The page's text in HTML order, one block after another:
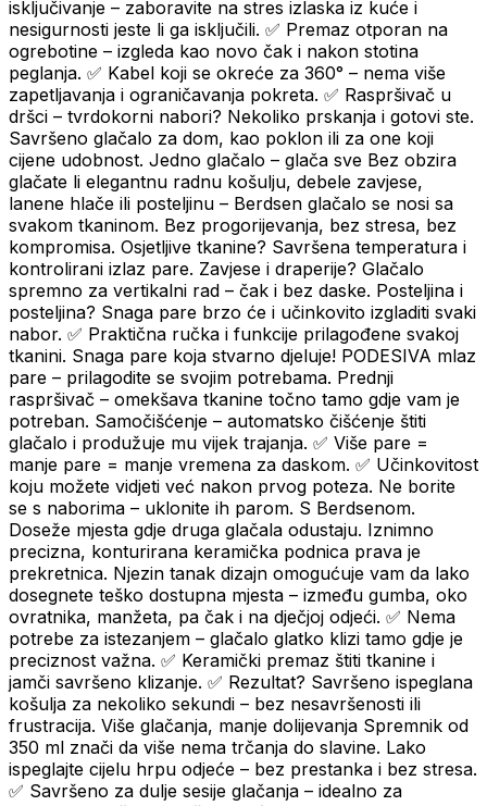
isključivanje – zaboravite na stres izlaska iz kuće i
nesigurnosti jeste li ga isključili. ✅ Premaz otporan na
ogrebotine – izgleda kao novo čak i nakon stotina
peglanja. ✅ Kabel koji se okreće za 360° – nema više
zapetljavanja i ograničavanja pokreta. ✅ Raspršivač u
dršci – tvrdokorni nabori? Nekoliko prskanja i gotovi ste.
Savršeno glačalo za dom, kao poklon ili za one koji
cijene udobnost. Jedno glačalo – glača sve Bez obzira
glačate li elegantnu radnu košulju, debele zavjese,
lanene hlače ili posteljinu – Berdsen glačalo se nosi sa
svakom tkaninom. Bez progorijevanja, bez stresa, bez
kompromisa. Osjetljive tkanine? Savršena temperatura i
kontrolirani izlaz pare. Zavjese i draperije? Glačalo
spremno za vertikalni rad – čak i bez daske. Posteljina i
posteljina? Snaga pare brzo će i učinkovito izgladiti svaki
nabor. ✅ Praktična ručka i funkcije prilagođene svakoj
tkanini. Snaga pare koja stvarno djeluje! PODESIVA mlaz
pare – prilagodite se svojim potrebama. Prednji
raspršivač – omekšava tkanine točno tamo gdje vam je
potreban. Samočišćenje – automatsko čišćenje štiti
glačalo i produžuje mu vijek trajanja. ✅ Više pare =
manje pare = manje vremena za daskom. ✅ Učinkovitost
koju možete vidjeti već nakon prvog poteza. Ne borite
se s naborima – uklonite ih parom. S Berdsenom.
Doseže mjesta gdje druga glačala odustaju. Iznimno
precizna, konturirana keramička podnica prava je
prekretnica. Njezin tanak dizajn omogućuje vam da lako
dosegnete teško dostupna mjesta – između gumba, oko
ovratnika, manžeta, pa čak i na dječjoj odjeći. ✅ Nema
potrebe za istezanjem – glačalo glatko klizi tamo gdje je
preciznost važna. ✅ Keramički premaz štiti tkanine i
jamči savršeno klizanje. ✅ Rezultat? Savršeno ispeglana
košulja za nekoliko sekundi – bez nesavršenosti ili
frustracija. Više glačanja, manje dolijevanja Spremnik od
350 ml znači da više nema trčanja do slavine. Lako
ispeglajte cijelu hrpu odjeće – bez prestanka i bez stresa.
✅ Savršeno za dulje sesije glačanja – idealno za